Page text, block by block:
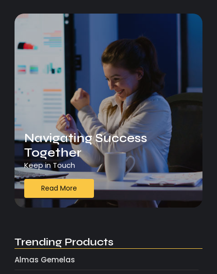
Navigating Success
Together
Keep in Touch
Read More
Trending Products
Almas Gemelas